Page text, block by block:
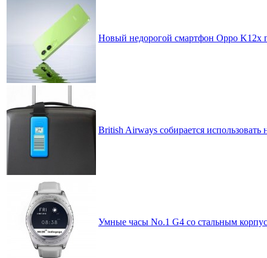
Новый недорогой смартфон Oppo K12x
British Airways собирается
Умные часы No.1 G4 со стальным